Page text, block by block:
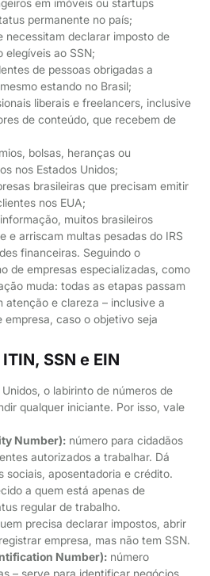
em imóveis ou startups
permanente no país;
necessitam declarar imposto de
elegíveis ao SSN;
de pessoas obrigadas a
estando no Brasil;
liberais e freelancers, inclusive
de conteúdo, que recebem de
bolsas, heranças ou
nos Estados Unidos;
brasileiras que precisam emitir
nos EUA;
muitos brasileiros
e arriscam multas pesadas do IRS
financeiras. Seguindo o
de empresas especializadas, como
muda: todas as etapas passam
atenção e clareza – inclusive a
empresa, caso o objetivo seja
SSN e EIN
o labirinto de números de
qualquer iniciante. Por isso, vale
Number): número para cidadãos
autorizados a trabalhar. Dá
sociais, aposentadoria e crédito.
a quem está apenas de
regular de trabalho.
precisa declarar impostos, abrir
empresa, mas não tem SSN.
Number): número
– serve para identificar negócios